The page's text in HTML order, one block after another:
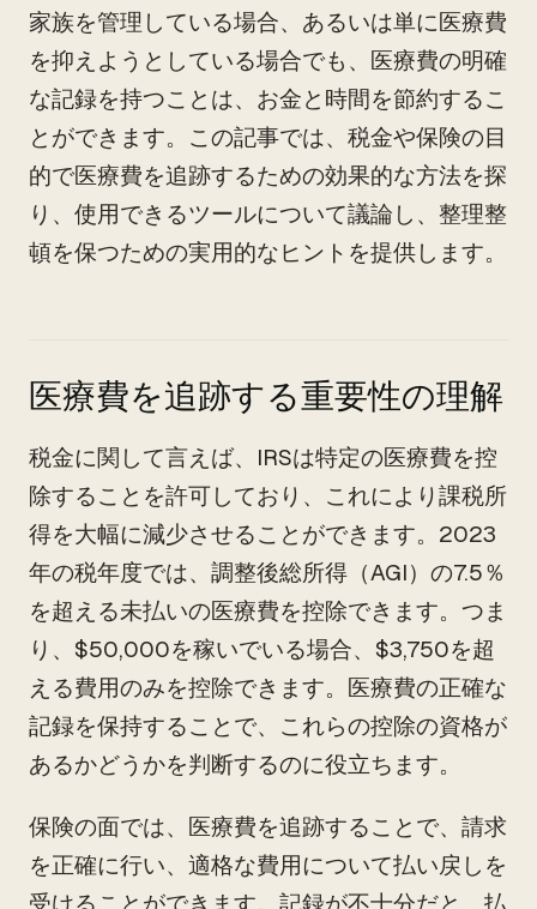
家族を管理している場合、あるいは単に医療費
を抑えようとしている場合でも、医療費の明確
な記録を持つことは、お金と時間を節約するこ
とができます。この記事では、税金や保険の目
的で医療費を追跡するための効果的な方法を探
り、使用できるツールについて議論し、整理整
頓を保つための実用的なヒントを提供します。
医療費を追跡する重要性の理解
税金に関して言えば、IRSは特定の医療費を控
除することを許可しており、これにより課税所
得を大幅に減少させることができます。2023
年の税年度では、調整後総所得（AGI）の7.5％
を超える未払いの医療費を控除できます。つま
り、$50,000を稼いでいる場合、$3,750を超
える費用のみを控除できます。医療費の正確な
記録を保持することで、これらの控除の資格が
あるかどうかを判断するのに役立ちます。
保険の面では、医療費を追跡することで、請求
を正確に行い、適格な費用について払い戻しを